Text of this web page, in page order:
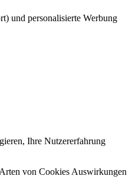
und personalisierte Werbung
Ihre Nutzererfahrung
von Cookies Auswirkungen